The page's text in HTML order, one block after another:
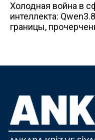
Холодная война в
интеллекта:
границы,